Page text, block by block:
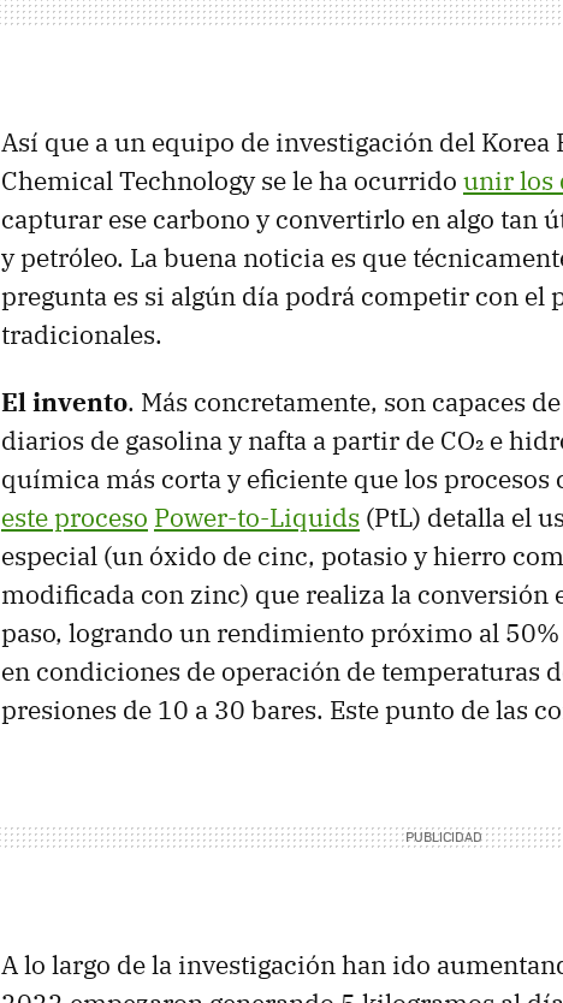
Así que a un equipo de investigación del Korea
Chemical Technology se le ha ocurrido unir los
capturar ese carbono y convertirlo en algo tan
y petróleo. La buena noticia es que
pregunta es si algún día podrá competir con el
tradicionales.
El invento. Más concretamente, son capaces
diarios de gasolina y nafta a partir de CO₂ e
química más corta y eficiente que los procesos
este proceso Power-to-Liquids (PtL) detalla el
especial (un óxido de cinc, potasio y hierro
modificada con zinc) que realiza la conversión
paso, logrando un rendimiento próximo al
en condiciones de operación de temperaturas
presiones de 10 a 30 bares. Este punto de las
A lo largo de la investigación han ido